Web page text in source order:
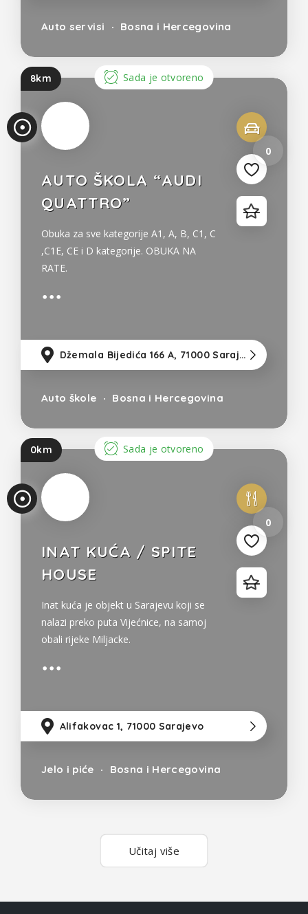
Auto servisi Bosna i Hercegovina
8km Sada je otvoreno
0
AUTO ŠKOLA “AUDI
QUATTRO”
Obuka za sve kategorije A1, A, B, C1, C
,C1E, CE i D kategorije. OBUKA NA
RATE.
Džemala Bijedića 166 A, 71000 Sarajevo
Auto škole Bosna i Hercegovina
0km Sada je otvoreno
0
INAT KUĆA / SPITE
HOUSE
Inat kuća je objekt u Sarajevu koji se
nalazi preko puta Vijećnice, na samoj
obali rijeke Miljacke.
Alifakovac 1, 71000 Sarajevo
Jelo i piće Bosna i Hercegovina
Učitaj više